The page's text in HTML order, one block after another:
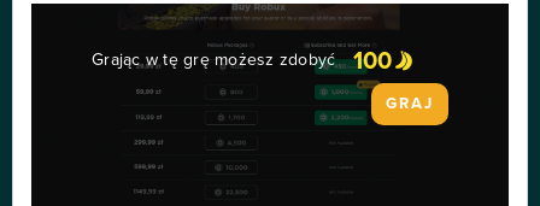
Grając w tę grę możesz zdobyć 100
GRAJ